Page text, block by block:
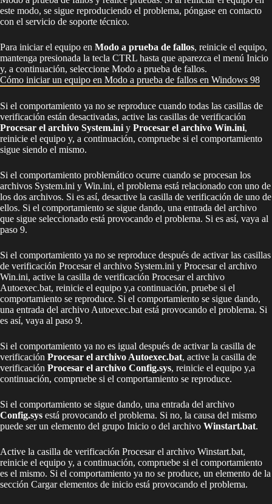
este modo, se sigue reproduciendo el problema, póngase en contacto
con el servicio de soporte técnico.
Para iniciar el equipo en Modo a prueba de fallos, reinicie el equipo,
mantenga presionada la tecla CTRL hasta que aparezca el menú Inicio
y, a continuación, seleccione Modo a prueba de fallos.
Cómo iniciar un equipo en Modo a prueba de fallos en Windows 98
Si el comportamiento ya no se reproduce cuando todas las casillas de
verificación están desactivadas, active las casillas de verificación
Procesar el archivo System.ini y Procesar el archivo Win.ini,
reinicie el equipo y, a continuación, compruebe si el comportamiento
sigue siendo el mismo.
Si el comportamiento problemático ocurre cuando se procesan los
archivos System.ini y Win.ini, el problema está relacionado con uno de
los dos archivos. Si es así, desactive la casilla de verificación de uno de
ellos. Si el comportamiento se sigue dando, una entrada del archivo
que sigue seleccionado está provocando el problema. Si es así, vaya al
paso 9.
Si el comportamiento ya no se reproduce después de activar las casillas
de verificación Procesar el archivo System.ini y Procesar el archivo
Win.ini, active la casilla de verificación Procesar el archivo
Autoexec.bat, reinicie el equipo y,a continuación, pruebe si el
comportamiento se reproduce. Si el comportamiento se sigue dando,
una entrada del archivo Autoexec.bat está provocando el problema. Si
es así, vaya al paso 9.
Si el comportamiento ya no es igual después de activar la casilla de
verificación Procesar el archivo Autoexec.bat, active la casilla de
verificación Procesar el archivo Config.sys, reinicie el equipo y,a
continuación, compruebe si el comportamiento se reproduce.
Si el comportamiento se sigue dando, una entrada del archivo
Config.sys está provocando el problema. Si no, la causa del mismo
puede ser un elemento del grupo Inicio o del archivo Winstart.bat.
Active la casilla de verificación Procesar el archivo Winstart.bat,
reinicie el equipo y, a continuación, compruebe si el comportamiento
es el mismo. Si el comportamiento ya no se produce, un elemento de la
sección Cargar elementos de inicio está provocando el problema.